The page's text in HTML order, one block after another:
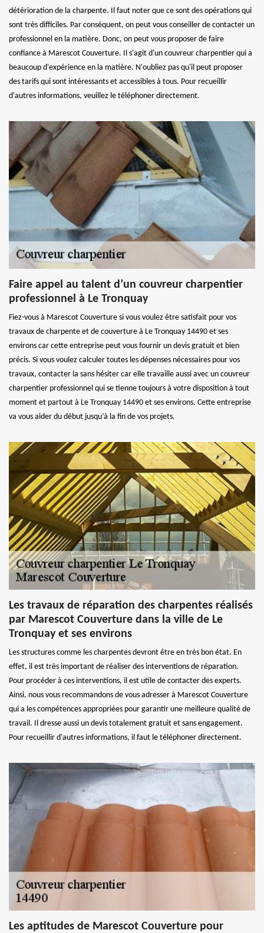
détérioration de la charpente. Il faut noter que ce sont des opérations qui
sont très difficiles. Par conséquent, on peut vous conseiller de contacter un
professionnel en la matière. Donc, on peut vous proposer de faire
confiance à Marescot Couverture. Il s'agit d'un couvreur charpentier qui a
beaucoup d'expérience en la matière. N'oubliez pas qu'il peut proposer
des tarifs qui sont intéressants et accessibles à tous. Pour recueillir
d'autres informations, veuillez le téléphoner directement.
Faire appel au talent d’un couvreur charpentier
professionnel à Le Tronquay
Fiez-vous à Marescot Couverture si vous voulez être satisfait pour vos
travaux de charpente et de couverture à Le Tronquay 14490 et ses
environs car cette entreprise peut vous fournir un devis gratuit et bien
précis. Si vous voulez calculer toutes les dépenses nécessaires pour vos
travaux, contacter la sans hésiter car elle travaille aussi avec un couvreur
charpentier professionnel qui se tienne toujours à votre disposition à tout
moment et partout à Le Tronquay 14490 et ses environs. Cette entreprise
va vous aider du début jusqu’à la fin de vos projets.
Les travaux de réparation des charpentes réalisés
par Marescot Couverture dans la ville de Le
Tronquay et ses environs
Les structures comme les charpentes devront être en très bon état. En
effet, il est très important de réaliser des interventions de réparation.
Pour procéder à ces interventions, il est utile de contacter des experts.
Ainsi, nous vous recommandons de vous adresser à Marescot Couverture
qui a les compétences appropriées pour garantir une meilleure qualité de
travail. Il dresse aussi un devis totalement gratuit et sans engagement.
Pour recueillir d'autres informations, il faut le téléphoner directement.
Les aptitudes de Marescot Couverture pour